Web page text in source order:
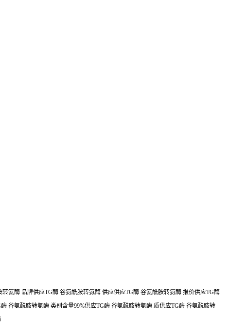
氨酶 品牌供应TG酶 谷氨酰胺转氨酶 供应供应TG酶 谷氨酰胺转氨酶 报价供应TG酶
谷氨酰胺转氨酶 类别含量99%供应TG酶 谷氨酰胺转氨酶 质供应TG酶 谷氨酰胺转